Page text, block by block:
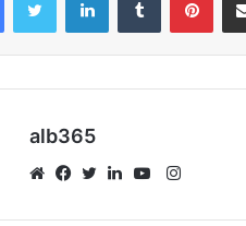
alb365
Instagram